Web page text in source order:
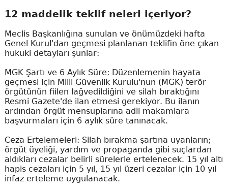
12 maddelik teklif neleri içeriyor?
Meclis Başkanlığına sunulan ve önümüzdeki hafta
Genel Kurul'dan geçmesi planlanan teklifin öne çıkan
hukuki detayları şunlar:
MGK Şartı ve 6 Aylık Süre: Düzenlemenin hayata
geçmesi için Milli Güvenlik Kurulu'nun (MGK) terör
örgütünün fiilen lağvedildiğini ve silah bıraktığını
Resmi Gazete'de ilan etmesi gerekiyor. Bu ilanın
ardından örgüt mensuplarına adli makamlara
başvurmaları için 6 aylık süre tanınacak.
Ceza Ertelemeleri: Silah bırakma şartına uyanların;
örgüt üyeliği, yardım ve propaganda gibi suçlardan
aldıkları cezalar belirli sürelerle ertelenecek. 15 yıl altı
hapis cezaları için 5 yıl, 15 yıl üzeri cezalar için 10 yıl
infaz erteleme uygulanacak.